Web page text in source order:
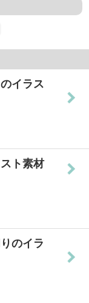
イラス
ト素材
のイラ